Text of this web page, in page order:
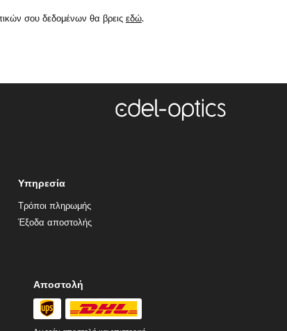
σου δεδομένων θα βρεις εδώ.
Υπηρεσία
Τρόποι πληρωμής
Έξοδα αποστολής
Αποστολή